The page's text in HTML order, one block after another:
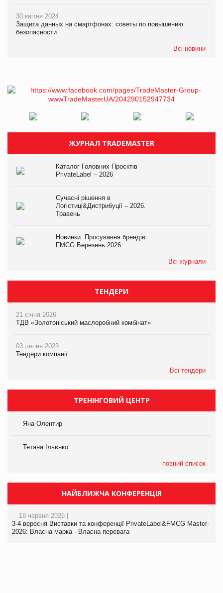
30 квітня 2024
Защита данных на смартфонах: советы по повышению
безопасности
Всі новини
ЖУРНАЛ TRADEMASTER
Каталог Головних Проєктів
PrivateLabel – 2026
Сучасні рішення в
Логістиці&Дистрибуції – 2026.
Травень
Новинки. Просування брендів
FMCG.Березень 2026
Всі журнали
ТЕНДЕРИ
21 січня 2026
ТДВ «Золотоніський маслоробний комбінат»
03 липня 2023
Тендери компанії
Всі тендери
ТРЕНІНГОВИЙ ЦЕНТР
Яна Олентир
Тетяна Ільєнко
повний список
НАЙБЛИЖЧА КОНФЕРЕНЦІЯ
18 червня 2026 |
3-4 вересня Виставки та конференції PrivateLabel&FMCG Master-
2026: Власна марка - Власна перевага